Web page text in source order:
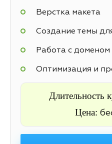
Верстка макета
Создание темы
Работа с доменом
Оптимизация и
Длительность
Цена: